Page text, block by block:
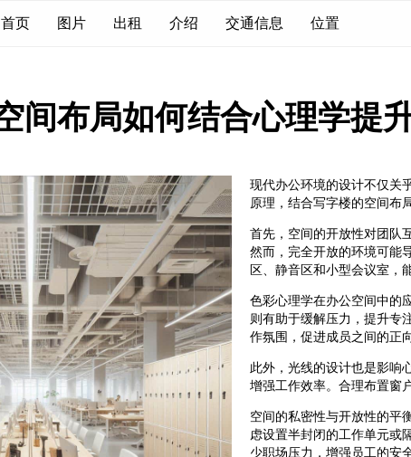
首页 图片 出租 介绍 交通信息 位置
间布局如何结合心理学提
现代办公环境的设计不仅关
原理，结合写字楼的空间布
首先，空间的开放性对团队
然而，完全开放的环境可能
区、静音区和小型会议室，
色彩心理学在办公空间中的
则有助于缓解压力，提升专
作氛围，促进成员之间的正
此外，光线的设计也是影响
增强工作效率。合理布置窗
空间的私密性与开放性的平
虑设置半封闭的工作单元或
少职场压力，增强员工的安